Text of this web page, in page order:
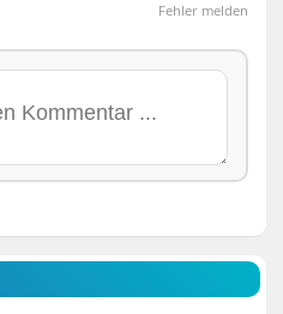
Fehler melden